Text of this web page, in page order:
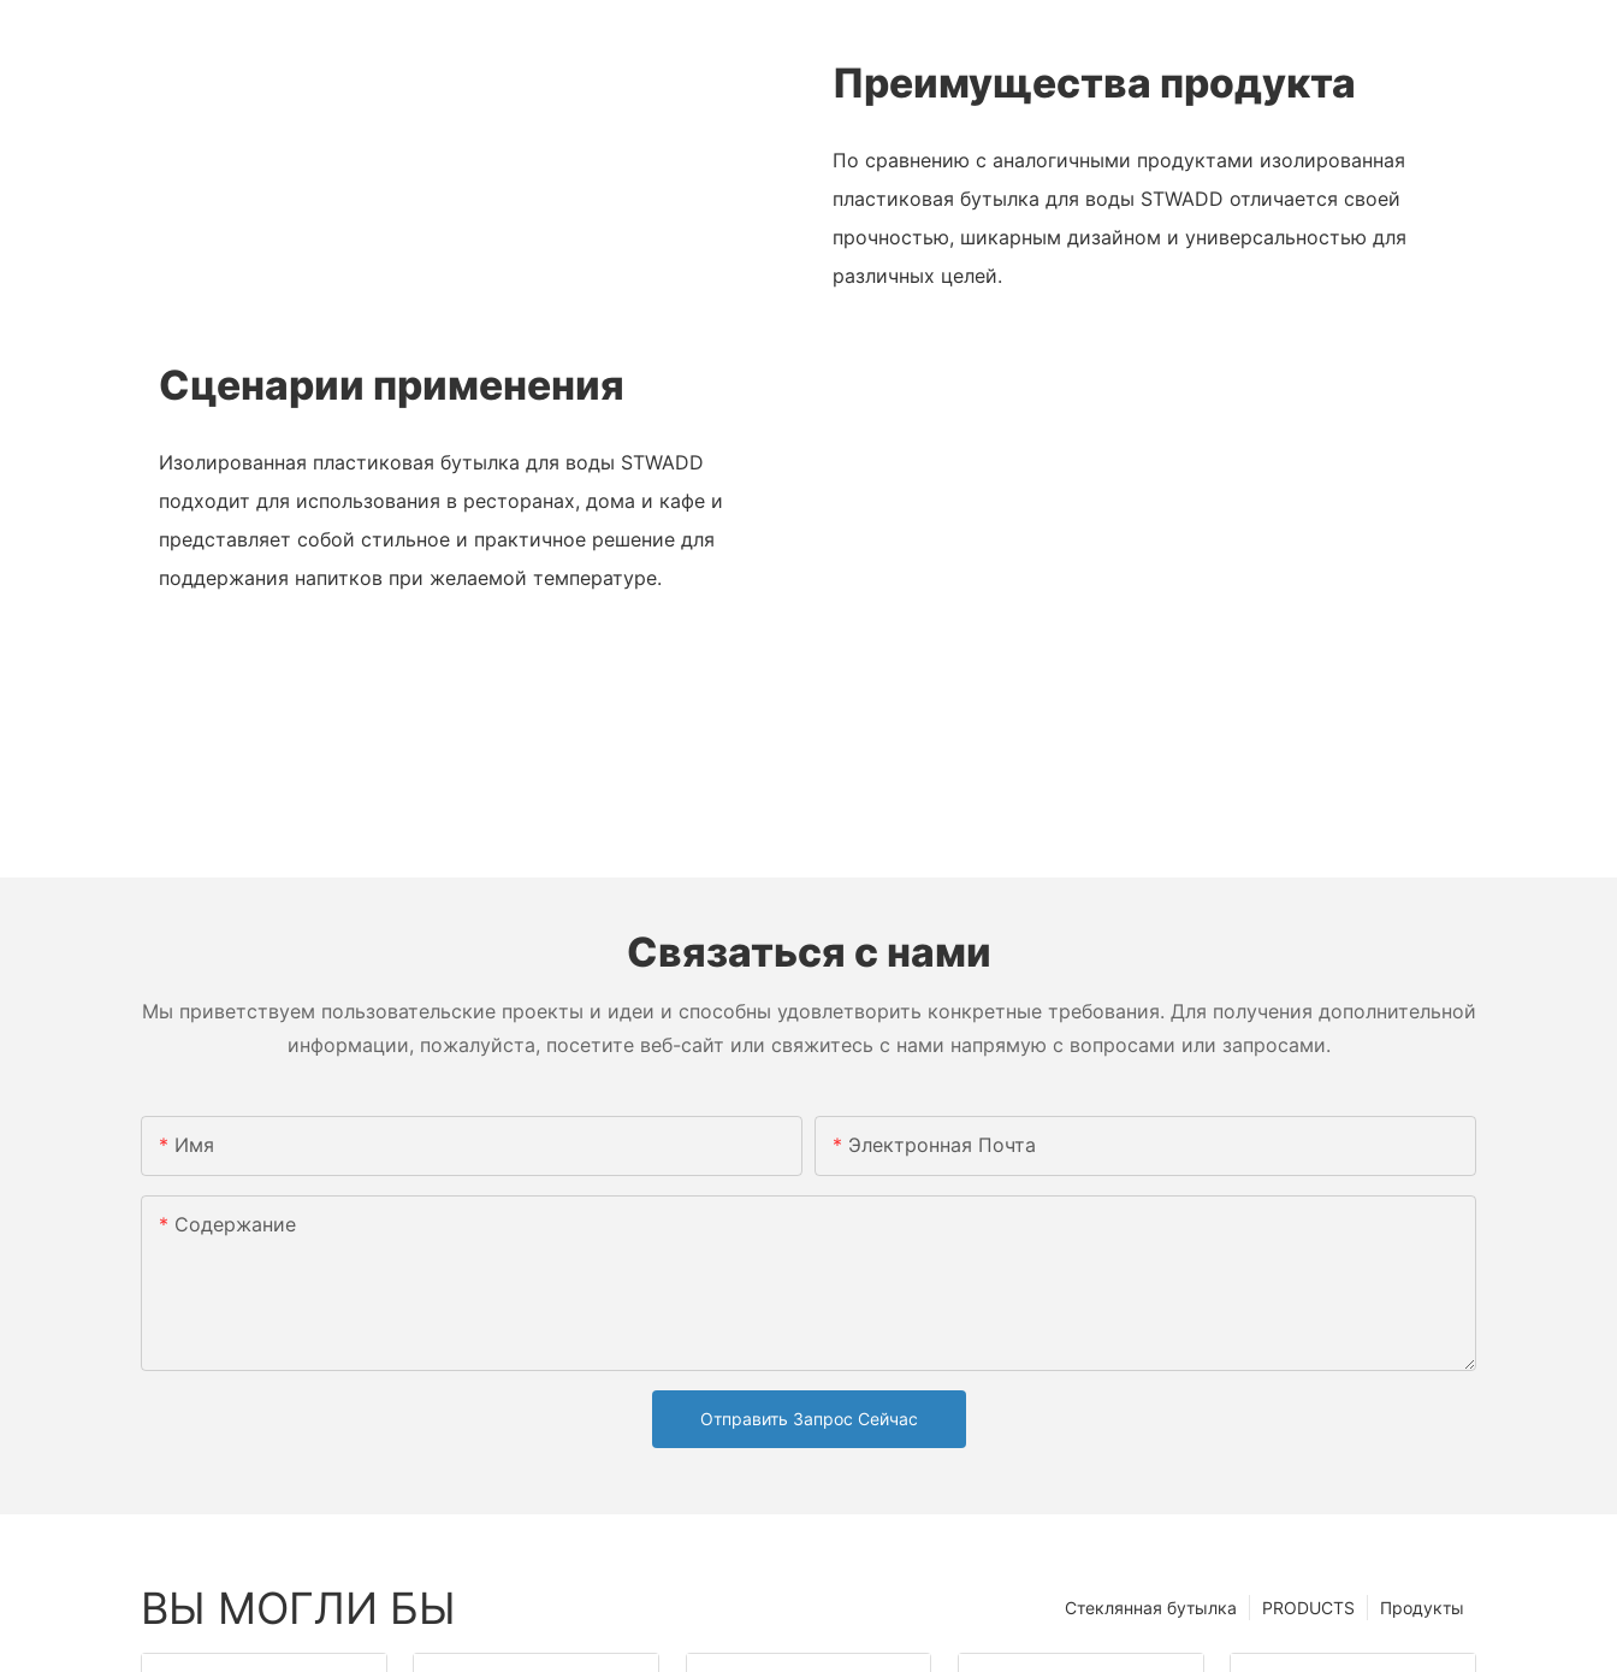
Преимущества продукта
По сравнению с аналогичными продуктами изолированная
пластиковая бутылка для воды STWADD отличается своей
прочностью, шикарным дизайном и универсальностью для
различных целей.
Сценарии применения
Изолированная пластиковая бутылка для воды STWADD
подходит для использования в ресторанах, дома и кафе и
представляет собой стильное и практичное решение для
поддержания напитков при желаемой температуре.
Связаться с нами
Мы приветствуем пользовательские проекты и идеи и способны удовлетворить конкретные требования. Для получения дополнительной
информации, пожалуйста, посетите веб-сайт или свяжитесь с нами напрямую с вопросами или запросами.
Имя Электронная Почта
Содержание
Отправить Запрос Сейчас
ВЫ МОГЛИ БЫ Продукты
PRODUCTS
Стеклянная бутылка